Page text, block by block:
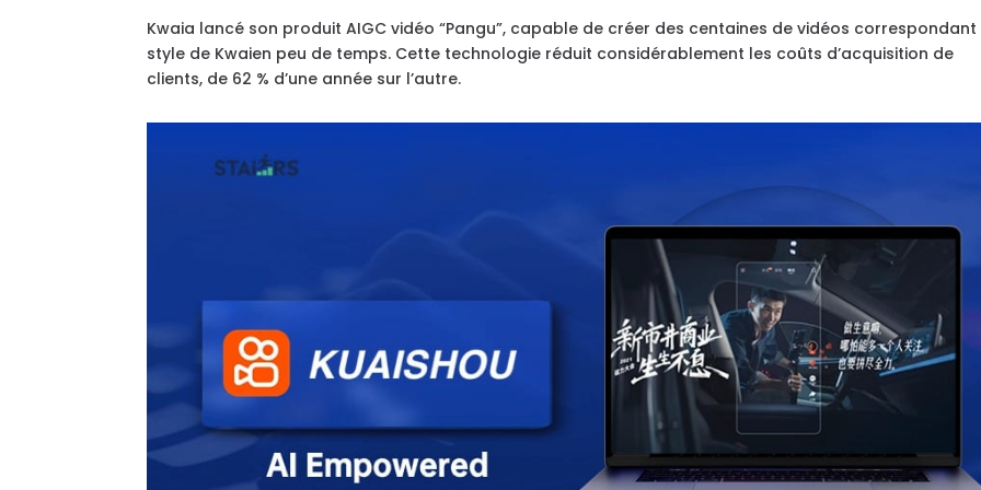
Kwaia lancé son produit AIGC vidéo “Pangu”, capable de créer des centaines de vidéos
style de Kwaien peu de temps. Cette technologie réduit considérablement les coûts d’acquisition de
clients, de 62 % d’une année sur l’autre.